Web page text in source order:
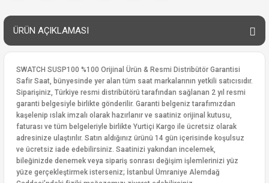
ÜRÜN AÇIKLAMASI
SWATCH SUSP100 %100 Orijinal Ürün & Resmi Distribütör Garantisi
Safir Saat, bünyesinde yer alan tüm saat markalarının yetkili satıcısıdır.
Siparişiniz, Türkiye resmi distribütörü tarafından sağlanan 2 yıl resmi
garanti belgesiyle birlikte gönderilir. Garanti belgeniz tarafımızdan
kaşelenip ıslak imzalı olarak hazırlanır ve saatiniz orijinal kutusu,
faturası ve tüm belgeleriyle birlikte Yurtiçi Kargo ile ücretsiz olarak
adresinize ulaştırılır. Satın aldığınız ürünü 14 gün içerisinde koşulsuz
ve ücretsiz iade edebilirsiniz. Saatinizi yakından incelemek,
bileğinizde denemek veya sipariş sonrası değişim işlemlerinizi yüz
yüze gerçekleştirmek isterseniz; İstanbul Ümraniye Alemdağ